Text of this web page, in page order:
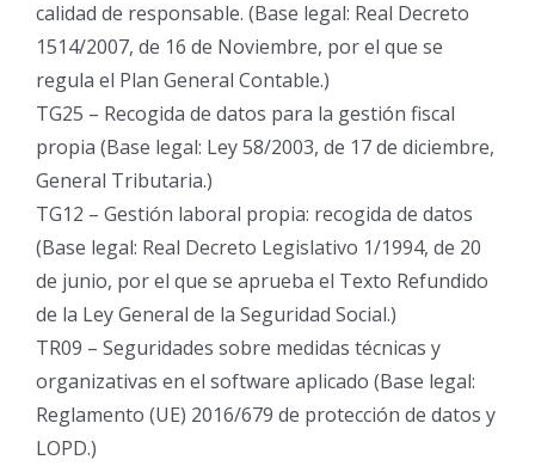
calidad de responsable. (Base legal: Real Decreto
1514/2007, de 16 de Noviembre, por el que se
regula el Plan General Contable.)
TG25 – Recogida de datos para la gestión fiscal
propia (Base legal: Ley 58/2003, de 17 de diciembre,
General Tributaria.)
TG12 – Gestión laboral propia: recogida de datos
(Base legal: Real Decreto Legislativo 1/1994, de 20
de junio, por el que se aprueba el Texto Refundido
de la Ley General de la Seguridad Social.)
TR09 – Seguridades sobre medidas técnicas y
organizativas en el software aplicado (Base legal:
Reglamento (UE) 2016/679 de protección de datos y
LOPD.)